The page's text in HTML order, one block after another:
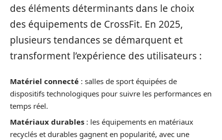
des éléments déterminants dans le choix
des équipements de CrossFit. En 2025,
plusieurs tendances se démarquent et
transforment l’expérience des utilisateurs :
Matériel connecté : salles de sport équipées de
dispositifs technologiques pour suivre les performances en
temps réel.
Matériaux durables : les équipements en matériaux
recyclés et durables gagnent en popularité, avec une